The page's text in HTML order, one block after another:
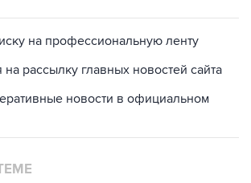
на профессиональную ленту
на рассылку главных новостей сайта
новости в официальном